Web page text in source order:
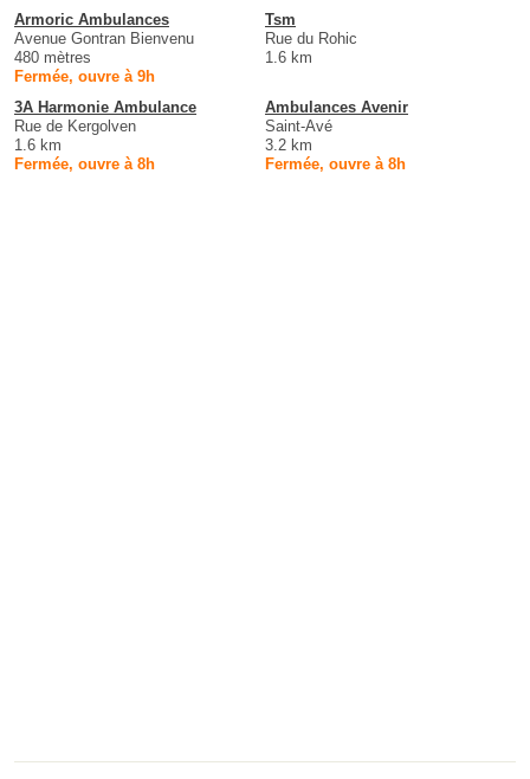
Armoric Ambulances
Avenue Gontran Bienvenu
480 mètres
Fermée, ouvre à 9h
Tsm
Rue du Rohic
1.6 km
3A Harmonie Ambulance
Rue de Kergolven
1.6 km
Fermée, ouvre à 8h
Ambulances Avenir
Saint-Avé
3.2 km
Fermée, ouvre à 8h